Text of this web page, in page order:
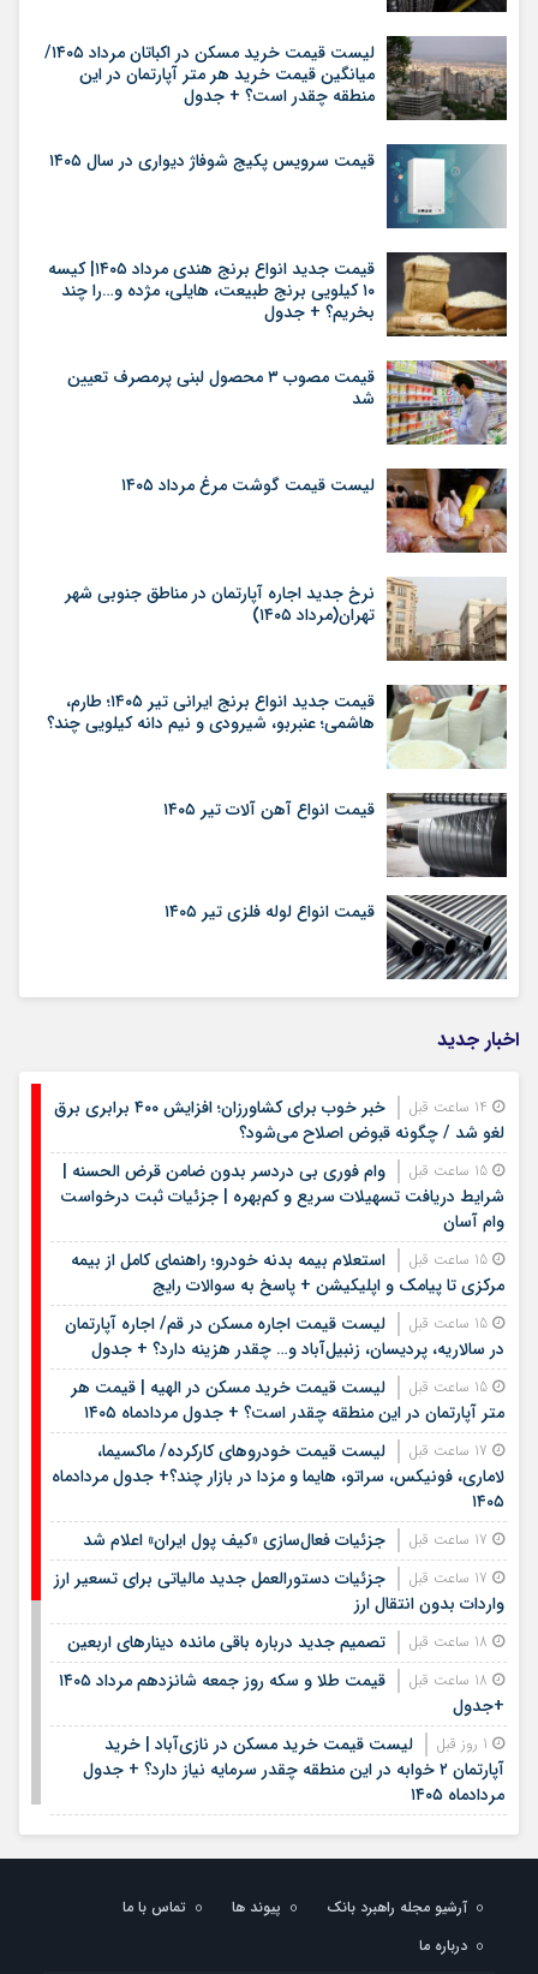
لیست قیمت خرید مسکن در اکباتان مرداد ۱۴۰۵/
میانگین قیمت خرید هر متر آپارتمان در این
منطقه چقدر است؟ + جدول
قیمت سرویس پکیج شوفاژ دیواری در سال ۱۴۰۵
قیمت جدید انواع برنج هندی مرداد ۱۴۰۵| کیسه
۱۰ کیلویی برنج طبیعت، هایلی، مژده و…را چند
بخریم؟ + جدول
قیمت مصوب ۳ محصول لبنی پرمصرف تعیین
شد
لیست قیمت گوشت مرغ مرداد ۱۴۰۵
نرخ جدید اجاره آپارتمان در مناطق جنوبی شهر
تهران(مرداد ۱۴۰۵)
قیمت جدید انواع برنج ایرانی تیر ۱۴۰۵؛ طارم،
هاشمی؛ عنبربو، شیرودی و نیم دانه کیلویی چند؟
قیمت انواع آهن آلات تیر ۱۴۰۵
قیمت انواع لوله فلزی تیر ۱۴۰۵
اخبار جدید
خبر خوب برای کشاورزان؛ افزایش ۴۰۰ برابری برق
لغو شد / چگونه قبوض اصلاح می‌شود؟
وام فوری بی دردسر بدون ضامن قرض الحسنه |
شرایط دریافت تسهیلات سریع و کم‌بهره | جزئیات ثبت درخواست
وام آسان
استعلام بیمه بدنه خودرو؛ راهنمای کامل از بیمه
مرکزی تا پیامک و اپلیکیشن + پاسخ به سوالات رایج
لیست قیمت اجاره مسکن در قم/ اجاره آپارتمان
در سالاریه، پردیسان، زنبیل‌آباد و… چقدر هزینه دارد؟ + جدول
لیست قیمت خرید مسکن در الهیه | قیمت هر
متر آپارتمان در این منطقه چقدر است؟ + جدول مردادماه ۱۴۰۵
لیست قیمت خودروهای کارکرده/ ماکسیما،
لاماری، فونیکس، سراتو، هایما و مزدا در بازار چند؟+ جدول مردادماه
۱۴۰۵
جزئیات فعال‌سازی «کیف پول ایران» اعلام شد
جزئیات دستورالعمل جدید مالیاتی برای تسعیر ارز
واردات بدون انتقال ارز
تصمیم جدید درباره باقی مانده دینارهای اربعین
قیمت طلا و سکه روز جمعه شانزدهم مرداد ۱۴۰۵
+جدول
لیست قیمت خرید مسکن در نازی‌آباد | خرید
آپارتمان ۲ خوابه در این منطقه چقدر سرمایه نیاز دارد؟ + جدول
مردادماه ۱۴۰۵
1 روز قبل
هشتمین عرضه اولیه فرابورس در سال ۱۴۰۵ / جزئیات
عرضه سهام اعلام شد
لیست قیمت اجاره مسکن در یوسف‌آباد | رهن و
اجاره آپارتمان در این منطقه چقدر بودجه نیاز دارد؟ + جدول
مردادماه ۱۴۰۵
آرشیو مجله راهبرد بانک پیوند ها
تماس با ما
درباره ما